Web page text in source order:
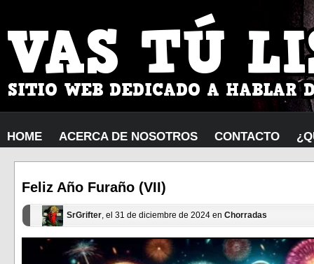
HOME ACERCA DE NOSOTROS CONTACTO
Feliz Año Furaño (VII)
SrGrifter, el 31 de diciembre de 2024 en Chorradas